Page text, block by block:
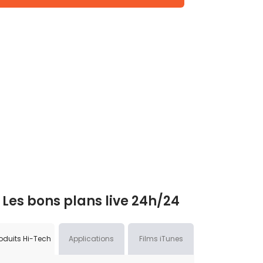
Les bons plans live 24h/24
Hi-Tech Applications Films iTunes